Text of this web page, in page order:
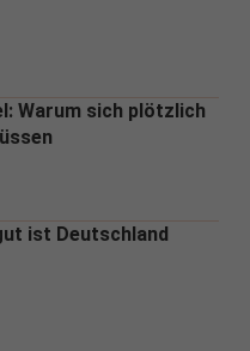
Warum sich plötzlich
ist Deutschland